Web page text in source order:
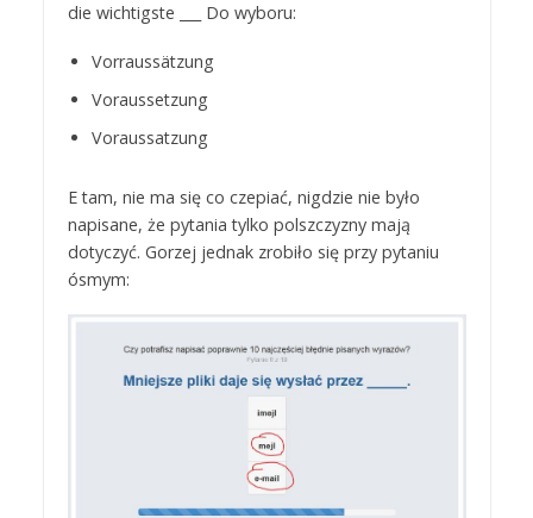
die wichtigste ___ Do wyboru:
Vorraussätzung
Voraussetzung
Voraussatzung
E tam, nie ma się co czepiać, nigdzie nie było
napisane, że pytania tylko polszczyzny mają
dotyczyć. Gorzej jednak zrobiło się przy pytaniu
ósmym: